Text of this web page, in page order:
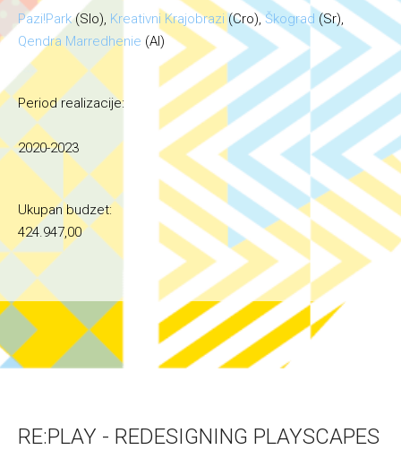
Pazi!Park(Slo), Kreativni Krajobrazi (Cro),Škograd (Sr),
Qendra Marredhenie (Al)
Period realizacije:
2020-2023
Ukupan budzet:
424.947,00
RE:PLAY - REDESIGNING PLAYSCAPES